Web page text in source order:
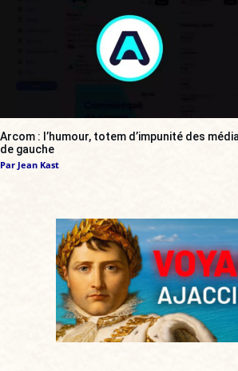
Arcom : l’humour, totem d’impunité des
de gauche
Par Jean Kast